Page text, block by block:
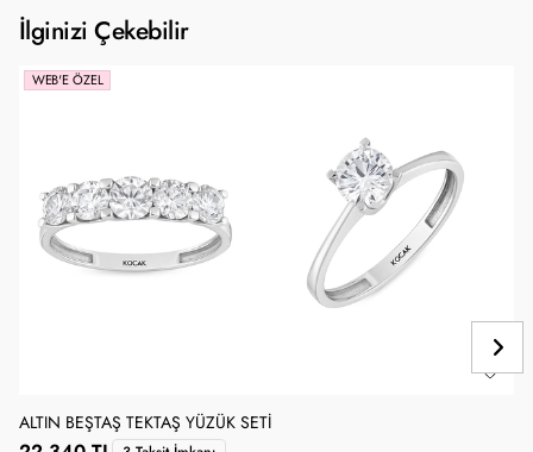
İlginizi Çekebilir
WEB'E ÖZEL
ALTIN BEŞTAŞ TEKTAŞ YÜZÜK SETI